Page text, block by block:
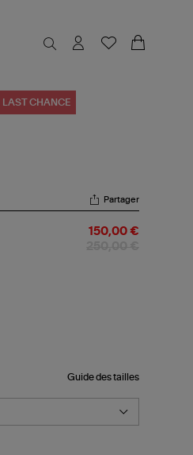
LAST CHANCE
Partager
150,00 €
Guide des tailles